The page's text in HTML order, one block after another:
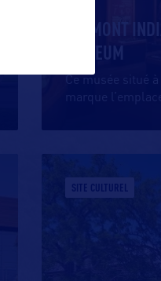
FREMONT
MUSEUM
Ce musée situé
marque
SITE CULTUREL